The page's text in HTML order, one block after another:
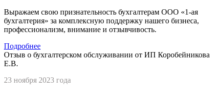
Выражаем свою признательность бухгалтерам ООО «1-ая
бухгалтерия» за комплексную поддержку нашего бизнеса,
профессионализм, внимание и отзывчивость.
Подробнее
Отзыв о бухгалтерском обслуживании от ИП Коробейникова
Е.В.
23 ноября 2023 года